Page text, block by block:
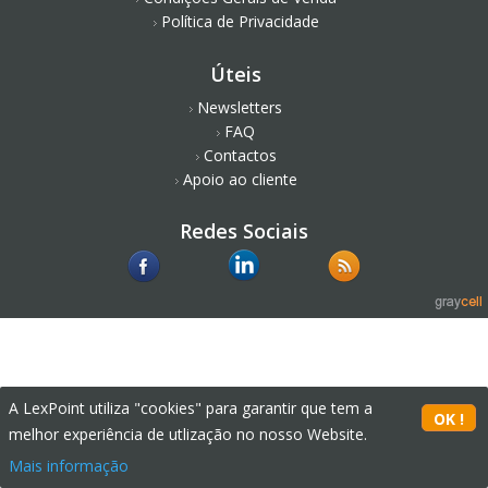
Política de Privacidade
Úteis
Newsletters
FAQ
Contactos
Apoio ao cliente
Redes Sociais
A LexPoint utiliza "cookies" para garantir que tem a
melhor experiência de utlização no nosso Website.
Mais informação